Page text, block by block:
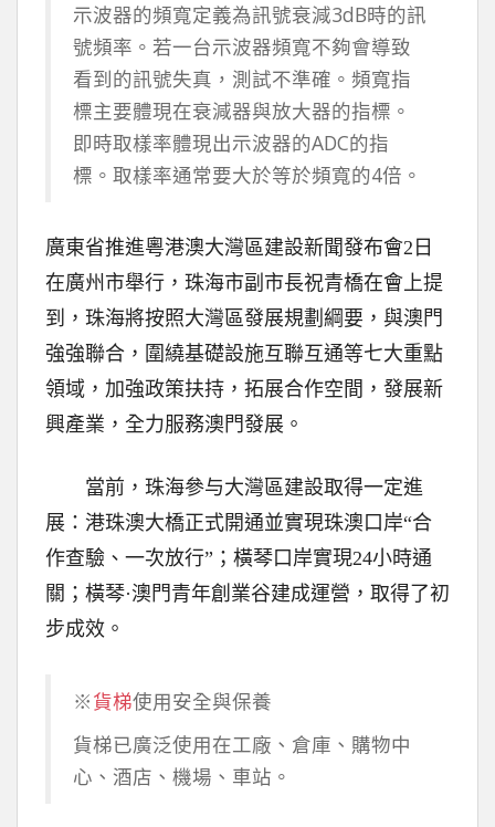
示波器的頻寬定義為訊號衰減3dB時的訊
號頻率。若一台示波器頻寬不夠會導致
看到的訊號失真，測試不準確。頻寬指
標主要體現在衰減器與放大器的指標。
即時取樣率體現出示波器的ADC的指
標。取樣率通常要大於等於頻寬的4倍。
廣東省推進粵港澳大灣區建設新聞發布會2日
在廣州市舉行，珠海市副市長祝青橋在會上提
到，珠海將按照大灣區發展規劃綱要，與澳門
強強聯合，圍繞基礎設施互聯互通等七大重點
領域，加強政策扶持，拓展合作空間，發展新
興產業，全力服務澳門發展。
當前，珠海參与大灣區建設取得一定進
展：港珠澳大橋正式開通並實現珠澳口岸“合
作查驗、一次放行”；橫琴口岸實現24小時通
關；橫琴·澳門青年創業谷建成運營，取得了初
步成效。
※貨梯使用安全與保養
貨梯已廣泛使用在工廠、倉庫、購物中
心、酒店、機場、車站。